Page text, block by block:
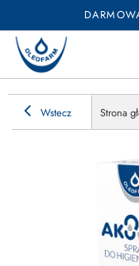
Wstecz Strona